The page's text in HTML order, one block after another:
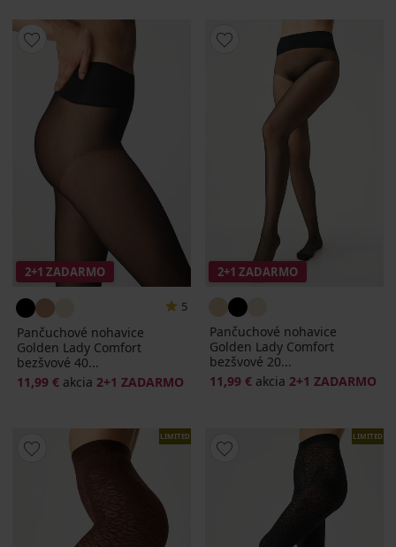
2+1 ZADARMO
5
Pančuchové nohavice
Golden Lady Comfort
bezšvové 40...
11,99 € akcia 2+1 ZADARMO
2+1 ZADARMO
Pančuchové nohavice
Golden Lady Comfort
bezšvové 20...
11,99 € akcia 2+1 ZADARMO
LIMITED LIMITED